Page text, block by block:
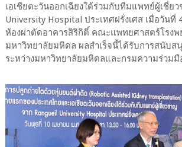
เอเชียตะวันออกเฉียงใต้ร่วมกับทีมแพทย์ผู้เชี่ย
University Hospital ประเทศฝรั่งเศส เมื่อวัน
ห้องผ่าตัดอาคารสิริกิติ์ คณะแพทยศาสตร์โรงพ
มหาวิทยาลัยมหิดล ผลสำเร็จนี้ได้รับการสนับส
ระหว่างมหาวิทยาลัยมหิดลและกรมความร่วมมื